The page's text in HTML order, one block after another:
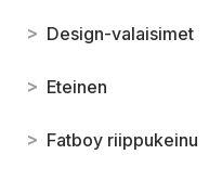
> Design-valaisimet
> Eteinen
> Fatboy riippukeinu